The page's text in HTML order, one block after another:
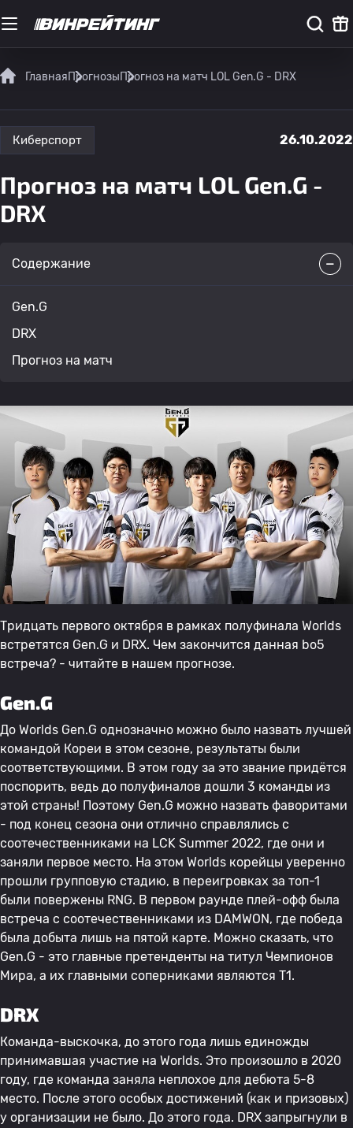
ГлавнаяПрогнозыПрогноз на матч LOL Gen.G - DRX
Киберспорт 26.10.2022
Прогноз на матч LOL Gen.G -
DRX
Содержание
Gen.G
DRX
Прогноз на матч
Тридцать первого октября в рамках полуфинала Worlds
встретятся Gen.G и DRX. Чем закончится данная bo5
встреча? - читайте в нашем прогнозе.
Gen.G
До Worlds Gen.G однозначно можно было назвать лучшей
командой Кореи в этом сезоне, результаты были
соответствующими. В этом году за это звание придётся
поспорить, ведь до полуфиналов дошли 3 команды из
этой страны! Поэтому Gen.G можно назвать фаворитами
- под конец сезона они отлично справлялись с
соотечественниками на LCK Summer 2022, где они и
заняли первое место. На этом Worlds корейцы уверенно
прошли групповую стадию, в переигровках за топ-1
были повержены RNG. В первом раунде плей-офф была
встреча с соотечественниками из DAMWON, где победа
была добыта лишь на пятой карте. Можно сказать, что
Gen.G - это главные претенденты на титул Чемпионов
Мира, а их главными соперниками являются T1.
DRX
Команда-выскочка, до этого года лишь единожды
принимавшая участие на Worlds. Это произошло в 2020
году, где команда заняла неплохое для дебюта 5-8
место. После этого особых достижений (как и призовых)
у организации не было. До этого года. DRX запрыгнули в